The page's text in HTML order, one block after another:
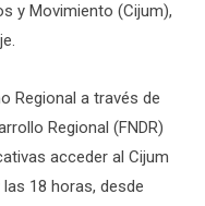
y Movimiento (Cijum),
Regional a través de
Regional (FNDR)
acceder al Cijum
18 horas, desde